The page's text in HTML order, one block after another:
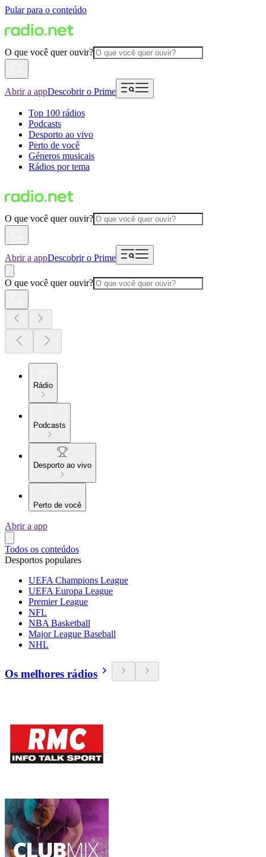
Pular para o conteúdo
O que você quer ouvir?
Abrir a appDescobrir o Prime
Top 100 rádios
Podcasts
Desporto ao vivo
Perto de você
Géneros musicais
Rádios por tema
O que você quer ouvir?
Abrir a appDescobrir o Prime
O que você quer ouvir?
Rádio
Podcasts
Desporto ao vivo
Perto de você
Abrir a app
Todos os conteúdos
Desportos populares
UEFA Champions League
UEFA Europa League
Premier League
NFL
NBA Basketball
Major League Baseball
NHL
Os melhores rádios